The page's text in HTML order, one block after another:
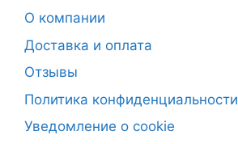
О компании
Доставка и оплата
Отзывы
Политика конфиденциальности
Уведомление о cookie